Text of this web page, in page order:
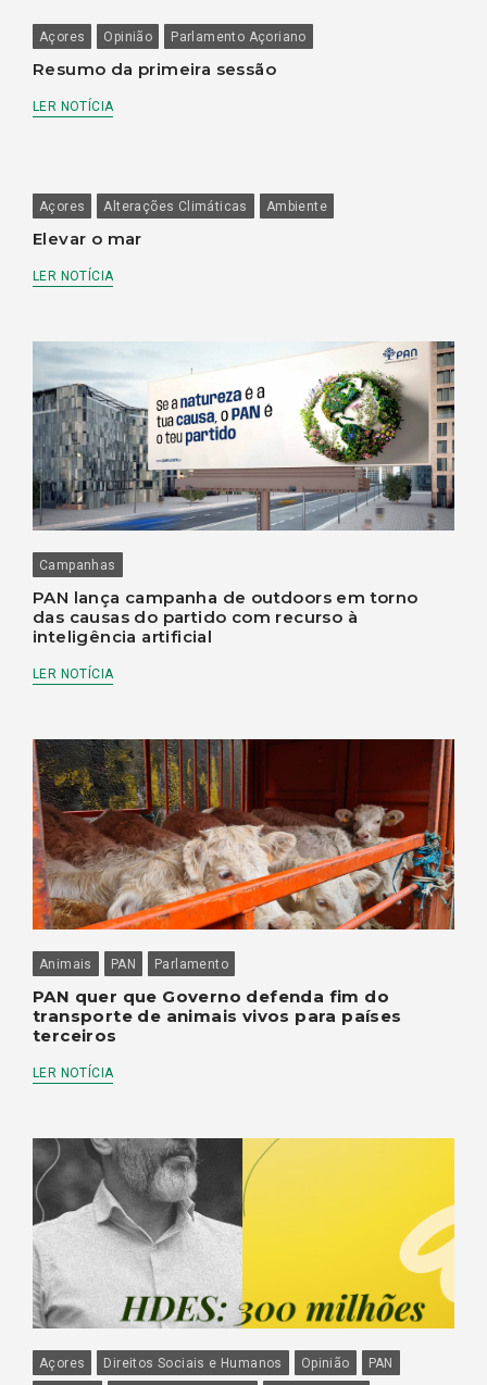
Açores Opinião Parlamento Açoriano
Resumo da primeira sessão
LER NOTÍCIA
Açores Alterações Climáticas Ambiente
Elevar o mar
LER NOTÍCIA
Campanhas
PAN lança campanha de outdoors em torno
das causas do partido com recurso à
inteligência artificial
LER NOTÍCIA
Animais PAN Parlamento
PAN quer que Governo defenda fim do
transporte de animais vivos para países
terceiros
LER NOTÍCIA
Açores Direitos Sociais e Humanos Opinião PAN